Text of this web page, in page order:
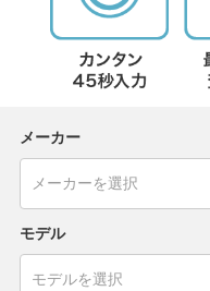
メーカー
モデル